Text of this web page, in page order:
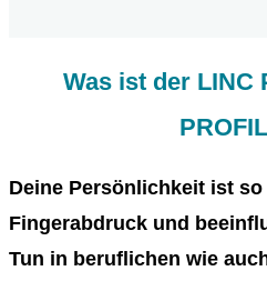
Was ist der LINC
Deine Persönlichkeit ist
Fingerabdruck und
Tun in beruflichen wie